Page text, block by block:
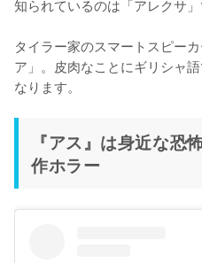
知られているのは「アレクサ」
タイラー家のスマートスピー
ア」。皮肉なことにギリシャ
なります。
『アス』は身近な恐
作ホラー